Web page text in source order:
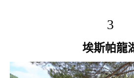
3
埃斯帕龍